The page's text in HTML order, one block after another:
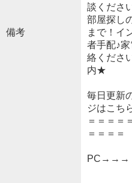
備考
談くださ
部屋探し
まで！イ
者手配♪
絡くださ
内★
毎日更新
ジはこち
＝＝＝＝
＝＝＝＝
PC→→→